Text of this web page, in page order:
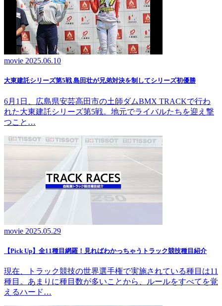
movie 2025.06.10
大東建託シリーズ第5戦 島田壮が兄弟対決を制してシリーズ初優勝
6月1日、広島県安芸高田市の土師ダムBMX TRACKで行わ
れた大東建託シリーズ第5戦。地元でライバルたちを迎え撃
つこと…
movie 2025.05.29
【Pick Up】全11種目網羅！見ればわかっちゃうトラック競技種目紹介
現在、トラック競技の世界選手権で実施されている種目は11
種目。あまりに種目数が多いことから、ルールをすべてを覚
えるハード…